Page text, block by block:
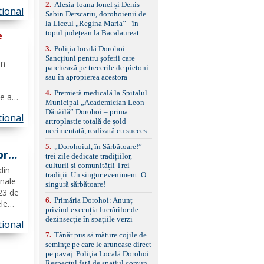
ce
ani,
de
la
schimbare bandă și
menținere bandă Faruri
bi-xenon adaptive cu
asistent fază lungă
automată , lumini de zi
LED, proiectoare ceață
LED, spălătoare faruri
față/spate, cameră
marșarier Keyless entry
& start, geamuri electrice
față/spate, oglinzi
electrice, încălzite și
rabatabile Sistem hands-
free, Bluetooth, USB
Sistem start/stop, frână
de parcare electrică,
anvelope vară runflat
filtru de particule,
standard Euro 6 Trapă
panoramică, geamuri
remorcare Bonus: -
Covorașe textile montate
pe mașină. -Ofer și un
2. Alesia-Ioana Ionel și Denis-
Sabin Derscariu, dorohoienii de
la Liceul „Regina Maria” - în
topul județean la Bacalaureat
3. Poliția locală Dorohoi:
Sancțiuni pentru șoferii care
parchează pe trecerile de pietoni
sau în apropierea acestora
4. Premieră medicală la Spitalul
Municipal „Academician Leon
Dănăilă” Dorohoi – prima
artroplastie totală de șold
necimentată, realizată cu succes
5.
„Dorohoiul, în Sărbătoare!” –
trei zile dedicate tradițiilor,
culturii și comunității Trei
tradiții. Un singur eveniment. O
singură sărbătoare!
6. Primăria Dorohoi: Anunț
privind execuția lucrărilor de
dezinsecție în spațiile verzi
7. Tânăr pus să măture cojile de
seminţe pe care le aruncase direct
pe pavaj. Poliţia Locală Dorohoi: